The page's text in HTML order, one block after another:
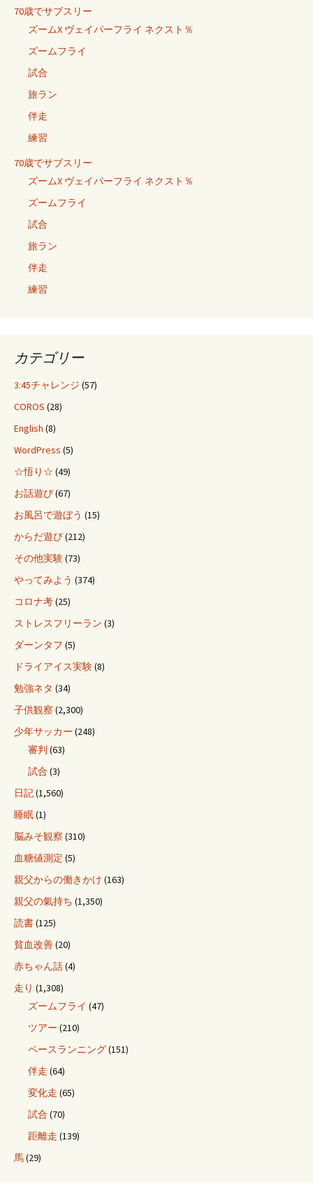
70歳でサブスリー
ズームX ヴェイパーフライ ネクスト％
ズームフライ
試合
旅ラン
伴走
練習
70歳でサブスリー
ズームX ヴェイパーフライ ネクスト％
ズームフライ
試合
旅ラン
伴走
練習
カテゴリー
3:45チャレンジ (57)
COROS (28)
English (8)
WordPress (5)
☆悟り☆ (49)
お話遊び(67)
お風呂で遊ぼう (15)
からだ遊び(212)
その他実験(73)
やってみよう (374)
コロナ考(25)
ストレスフリーラン (3)
ダーンタフ (5)
ドライアイス実験(8)
勉強ネタ (34)
子供観察 (2,300)
少年サッカー (248)
審判 (63)
試合 (3)
日記(1,560)
睡眠(1)
脳みそ観察 (310)
血糖値測定 (5)
親父からの働きかけ (163)
親父の氣持ち (1,350)
読書(125)
貧血改善(20)
赤ちゃん話(4)
走り (1,308)
ズームフライ (47)
ツアー (210)
ペースランニング(151)
伴走 (64)
変化走 (65)
試合 (70)
距離走 (139)
馬(29)